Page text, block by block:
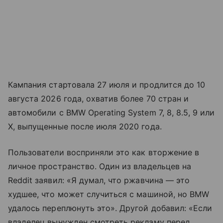
Кампания стартовала 27 июля и продлится до 10
августа 2026 года, охватив более 70 стран и
автомобили с BMW Operating System 7, 8, 8.5, 9 или
X, выпущенные после июля 2020 года.
Пользователи восприняли это как вторжение в
личное пространство. Один из владельцев на
Reddit заявил: «Я думал, что ржавчина — это
худшее, что может случиться с машиной, но BMW
удалось переплюнуть это». Другой добавил: «Если